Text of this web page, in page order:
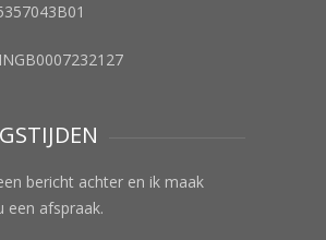
bericht achter en ik maak
een afspraak.